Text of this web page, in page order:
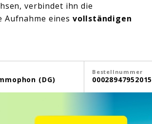
verbindet ihn die
Aufnahme eines vollständigen
(DG)
Bestellnummer
00028947952015